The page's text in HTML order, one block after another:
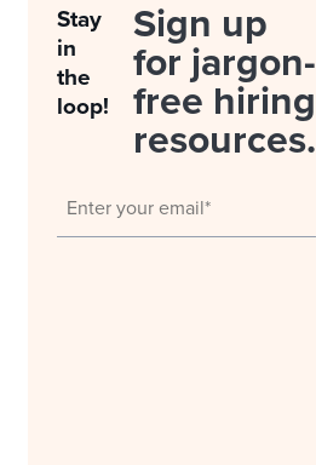
Stay
in
the
loop!
Sign up
for jargon-
free hiring
resources.